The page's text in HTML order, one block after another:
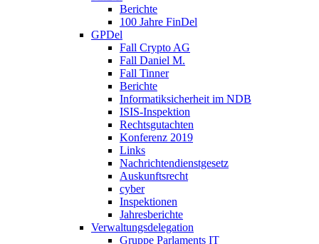
Berichte
100 Jahre FinDel
GPDel
Fall Crypto AG
Fall Daniel M.
Fall Tinner
Berichte
Informatiksicherheit ­im NDB
ISIS-Inspektion
Rechtsgutachten
Konferenz 2019
Links
Nachrichtendienstgesetz
Auskunftsrecht
cyber
Inspektionen
Jahresberichte
Verwaltungsdelegation
Gruppe Parlaments IT